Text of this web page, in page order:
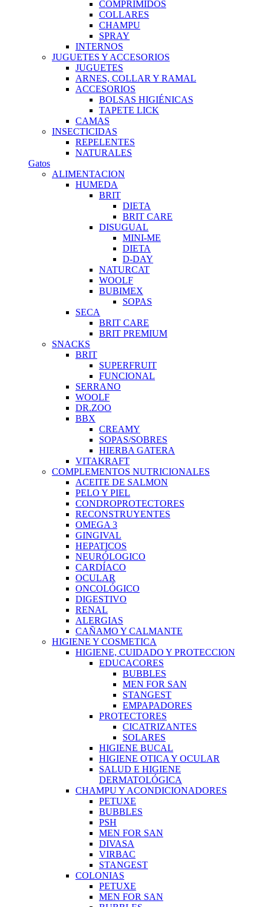
COMPRIMIDOS
COLLARES
CHAMPU
SPRAY
INTERNOS
JUGUETES Y ACCESORIOS
JUGUETES
ARNES, COLLAR Y RAMAL
ACCESORIOS
BOLSAS HIGIÉNICAS
TAPETE LICK
CAMAS
INSECTICIDAS
REPELENTES
NATURALES
Gatos
ALIMENTACION
HUMEDA
BRIT
DIETA
BRIT CARE
DISUGUAL
MINI-ME
DIETA
D-DAY
NATURCAT
WOOLF
BUBIMEX
SOPAS
SECA
BRIT CARE
BRIT PREMIUM
SNACKS
BRIT
SUPERFRUIT
FUNCIONAL
SERRANO
WOOLF
DR.ZOO
BBX
CREAMY
SOPAS/SOBRES
HIERBA GATERA
VITAKRAFT
COMPLEMENTOS NUTRICIONALES
ACEITE DE SALMON
PELO Y PIEL
CONDROPROTECTORES
RECONSTRUYENTES
OMEGA 3
GINGIVAL
HEPATICOS
NEURÓLOGICO
CARDÍACO
OCULAR
ONCOLÓGICO
DIGESTIVO
RENAL
ALERGIAS
CAÑAMO Y CALMANTE
HIGIENE Y COSMETICA
HIGIENE, CUIDADO Y PROTECCION
EDUCACORES
BUBBLES
MEN FOR SAN
STANGEST
EMPAPADORES
PROTECTORES
CICATRIZANTES
SOLARES
HIGIENE BUCAL
HIGIENE OTICA Y OCULAR
SALUD E HIGIENE
DERMATOLÓGICA
CHAMPU Y ACONDICIONADORES
PETUXE
BUBBLES
PSH
MEN FOR SAN
DIVASA
VIRBAC
STANGEST
COLONIAS
PETUXE
MEN FOR SAN